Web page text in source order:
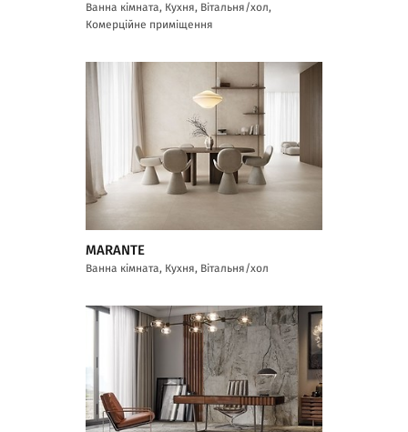
Ванна кімната, Кухня, Вітальня/хол,
Комерційне приміщення
MARANTE
Ванна кімната, Кухня, Вітальня/хол